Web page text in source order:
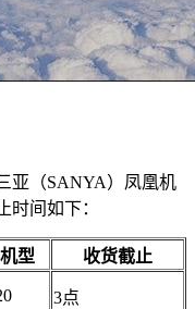
（SANYA）凤凰机
时间如下：
机型 收货截止
3点